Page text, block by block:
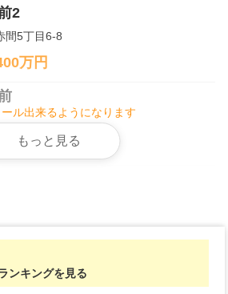
2
間5丁目6-8
万円
間4丁目3-1
万円
万円
駅前
町16-2
ール出来るようになります
もっと見る
ンキングを見る